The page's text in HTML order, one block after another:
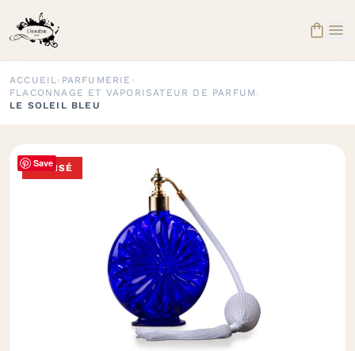
 
ACCUEIL› PARFUMERIE ›
FLACONNAGE ET VAPORISATEUR DE PARFUM ›
LE SOLEIL BLEU
Save
ÉPUISÉ